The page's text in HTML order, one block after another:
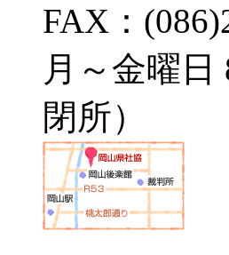
FAX：
月～金曜日
閉所）